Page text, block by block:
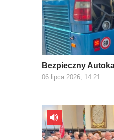
Bezpieczny
06 lipca 2026, 14:21